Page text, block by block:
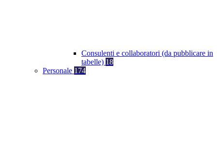
Consulenti e collaboratori (da pubblicare in
tabelle) 18
Personale 174